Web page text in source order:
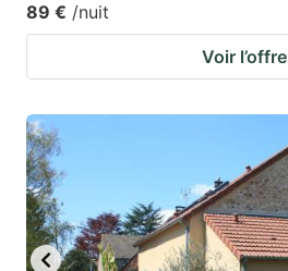
89 € /nuit
Voir l’offre